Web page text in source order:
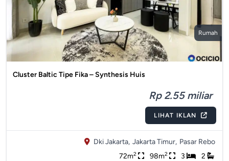
Rumah
Cluster Baltic Tipe Fika – Synthesis Huis
Rp 2.55 miliar
LIHAT IKLAN
Dki Jakarta, Jakarta Timur, Pasar Rebo
72m2 98m2 3 2